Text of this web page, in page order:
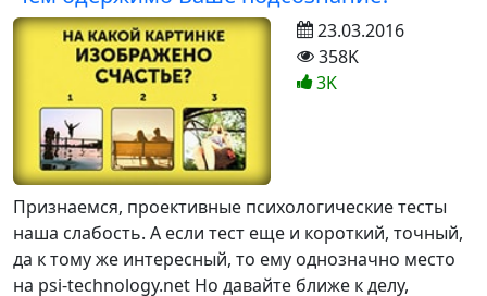
Признаемся, проективные психологические тесты
наша слабость. А если тест еще и короткий, точный,
да к тому же интересный, то ему однозначно место
на psi-technology.net Но давайте ближе к делу,
23.03.2016
358K
3K